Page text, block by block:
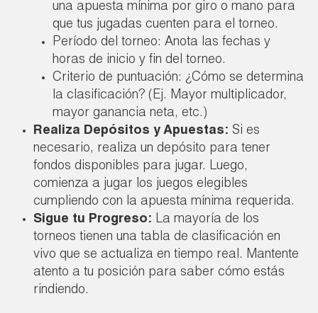
una apuesta mínima por giro o mano para
que tus jugadas cuenten para el torneo.
Período del torneo: Anota las fechas y
horas de inicio y fin del torneo.
Criterio de puntuación: ¿Cómo se determina
la clasificación? (Ej. Mayor multiplicador,
mayor ganancia neta, etc.)
Realiza Depósitos y Apuestas: Si es
necesario, realiza un depósito para tener
fondos disponibles para jugar. Luego,
comienza a jugar los juegos elegibles
cumpliendo con la apuesta mínima requerida.
Sigue tu Progreso: La mayoría de los
torneos tienen una tabla de clasificación en
vivo que se actualiza en tiempo real. Mantente
atento a tu posición para saber cómo estás
rindiendo.